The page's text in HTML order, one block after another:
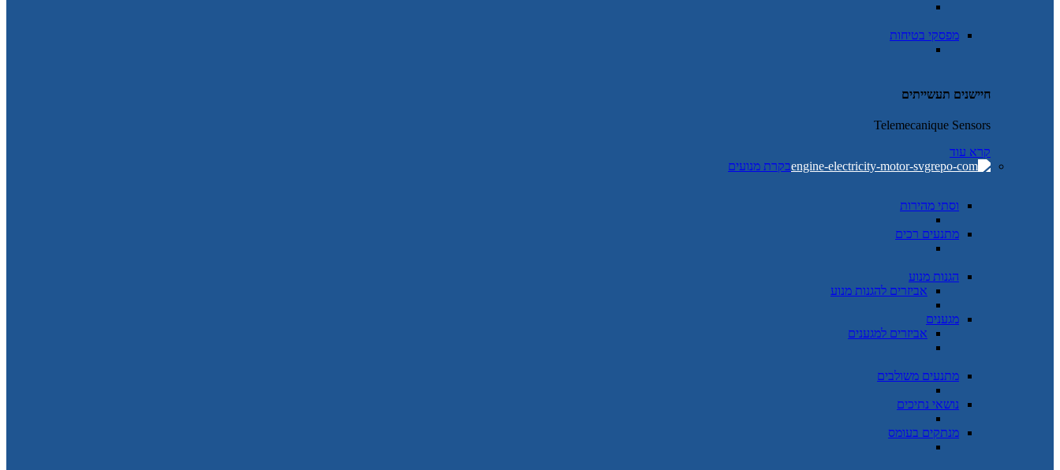
מפסקי בטיחות
חיישנים תעשייתים
Telemecanique Sensors
קרא עוד
בקרת מנועים
וסתי מהירות
מתנעים רכים
הגנות מנוע
אביזרים להגנות מנוע
מגענים
אביזרים למגענים
מתנעים משולבים
נושאי נתיכים
מנתקים בעומס